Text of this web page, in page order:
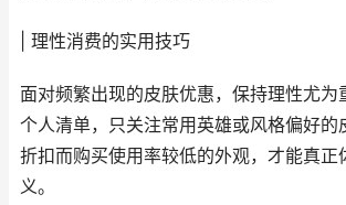
| 理性消费的实用技巧
面对频繁出现的皮肤优惠，保持理性尤为
个人清单，只关注常用英雄或风格偏好的
折扣而购买使用率较低的外观，才能真正
义。